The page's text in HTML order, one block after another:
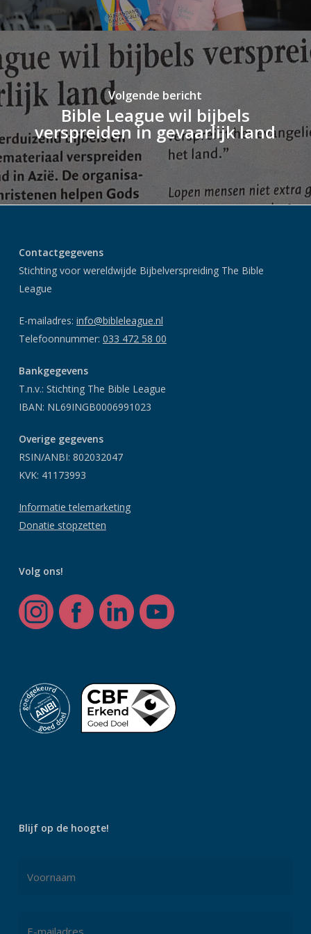
Volgende bericht
Bible League wil bijbels
verspreiden in gevaarlijk land
Contactgegevens
Stichting voor wereldwijde Bijbelverspreiding The Bible
League
E-mailadres: info@bibleleague.nl
Telefoonnummer: 033 472 58 00
Bankgegevens
T.n.v.: Stichting The Bible League
IBAN: NL69INGB0006991023
Overige gegevens
RSIN/ANBI: 802032047
KVK: 41173993
Informatie telemarketing
Donatie stopzetten
Volg ons!
Blijf op de hoogte!